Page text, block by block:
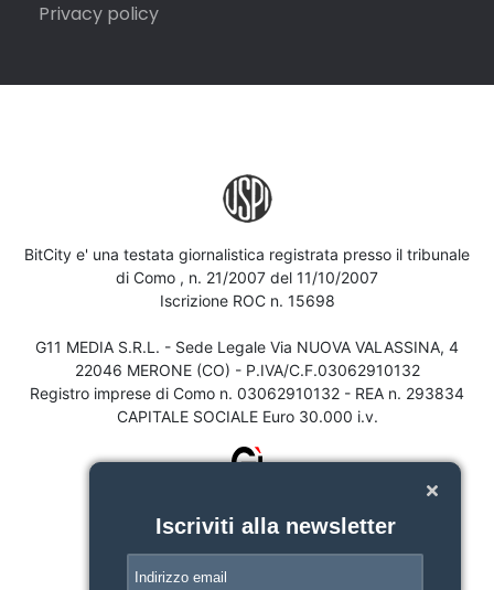
Privacy policy
BitCity e' una testata giornalistica registrata presso il tribunale
di Como , n. 21/2007 del 11/10/2007
Iscrizione ROC n. 15698
G11 MEDIA S.R.L. - Sede Legale Via NUOVA VALASSINA, 4
22046 MERONE (CO) - P.IVA/C.F.03062910132
Registro imprese di Como n. 03062910132 - REA n. 293834
CAPITALE SOCIALE Euro 30.000 i.v.
Iscriviti alla newsletter